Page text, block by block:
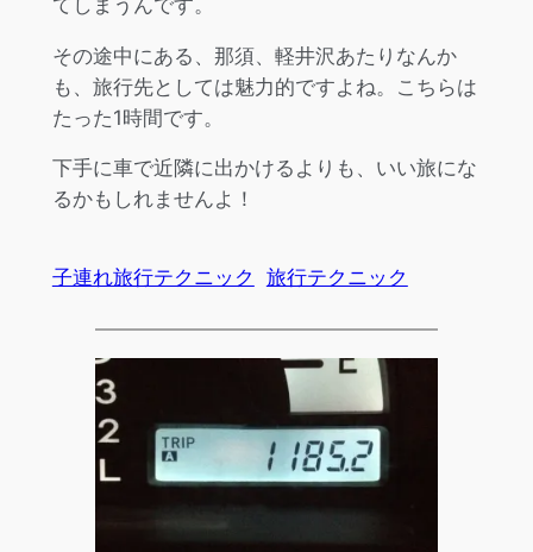
その途中にある、那須、軽井沢あたりなんか
も、旅行先としては魅力的ですよね。こちらは
たった1時間です。
下手に車で近隣に出かけるよりも、いい旅にな
るかもしれませんよ！
子連れ旅行テクニック 旅行テクニック